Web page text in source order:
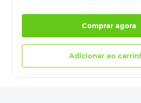
Comprar agora
Adicionar ao